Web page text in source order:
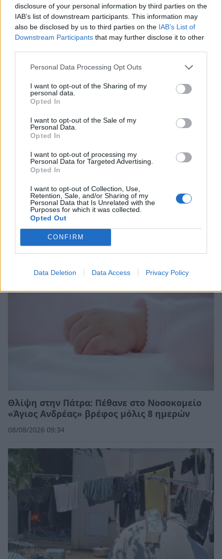
disclosure of your personal information by third parties on the
IAB’s list of downstream participants. This information may
also be disclosed by us to third parties on the IAB’s List of
Downstream Participants that may further disclose it to other
Personal Data Processing Opt Outs
I want to opt-out of the Sharing of my
personal data.
Opted In
I want to opt-out of the Sale of my
Personal Data.
Opted In
I want to opt-out of processing my
Personal Data for Targeted Advertising.
Opted In
I want to opt-out of Collection, Use,
Retention, Sale, and/or Sharing of my
Personal Data that Is Unrelated with the
Purposes for which it was collected.
Opted Out
CONFIRM
Data Deletion Data Access Privacy Policy
Σχετικά Άρθρα
Ο περιπτεράς της Γαστούνης άνοιξε ξανά το
κατάστημά του μετά τις επιθέσεις και τον
εμπρησμό
08/08/2026 10:04
Θλίψη στην Πάτρα: Πέθανε στο Νοσοκομείο
«Άγιος Ανδρέας» βρέφος μόλις 8 ημερών
08/08/2026 09:34